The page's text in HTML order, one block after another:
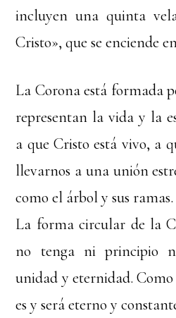
incluyen una quinta
Cristo», que se enciende
La Corona está formada
representan la vida y la
a que Cristo está vivo, a
llevarnos a una unión
como el árbol y sus ramas.
La forma circular de la
no tenga ni principio
unidad y eternidad.
es y será eterno y